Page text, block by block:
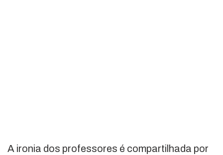
A ironia dos professores é compartilhada por